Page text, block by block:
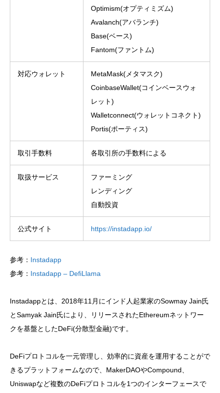
Optimism(オプティミズム)
Avalanch(アバランチ)
Base(ベース)
Fantom(ファントム)
対応ウォレット
MetaMask(メタマスク)
CoinbaseWallet(コインベースウォ
レット)
Walletconnect(ウォレットコネクト)
Portis(ポーティス)
取引手数料 各取引所の手数料による
取扱サービス
ファーミング
レンディング
自動投資
公式サイト https://instadapp.io/
参考： Instadapp
参考： Instadapp – DefiLlama
Instadappとは、2018年11月にインド人起業家のSowmay Jain氏
とSamyak Jain氏により、リリースされたEthereumネットワー
クを基盤としたDeFi(分散型金融)です。
DeFiプロトコルを一元管理し、効率的に資産を運用することがで
きるプラットフォームなので、MakerDAOやCompound、
Uniswapなど複数のDeFiプロトコルを1つのインターフェースで